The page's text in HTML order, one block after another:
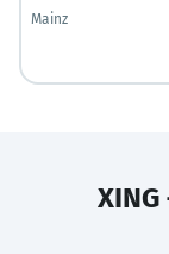
Mainz